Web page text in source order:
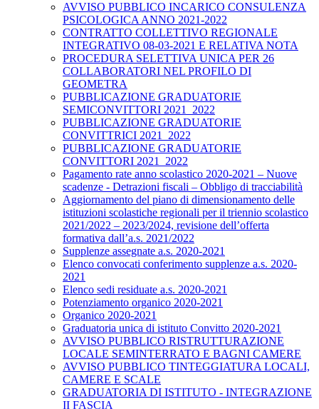
AVVISO PUBBLICO INCARICO CONSULENZA
PSICOLOGICA ANNO 2021-2022
CONTRATTO COLLETTIVO REGIONALE
INTEGRATIVO 08-03-2021 E RELATIVA NOTA
PROCEDURA SELETTIVA UNICA PER 26
COLLABORATORI NEL PROFILO DI
GEOMETRA
PUBBLICAZIONE GRADUATORIE
SEMICONVITTORI 2021_2022
PUBBLICAZIONE GRADUATORIE
CONVITTRICI 2021_2022
PUBBLICAZIONE GRADUATORIE
CONVITTORI 2021_2022
Pagamento rate anno scolastico 2020-2021 – Nuove
scadenze - Detrazioni fiscali – Obbligo di tracciabilità
Aggiornamento del piano di dimensionamento delle
istituzioni scolastiche regionali per il triennio scolastico
2021/2022 – 2023/2024, revisione dell’offerta
formativa dall’a.s. 2021/2022
Supplenze assegnate a.s. 2020-2021
Elenco convocati conferimento supplenze a.s. 2020-
2021
Elenco sedi residuate a.s. 2020-2021
Potenziamento organico 2020-2021
Organico 2020-2021
Graduatoria unica di istituto Convitto 2020-2021
AVVISO PUBBLICO RISTRUTTURAZIONE
LOCALE SEMINTERRATO E BAGNI CAMERE
AVVISO PUBBLICO TINTEGGIATURA LOCALI,
CAMERE E SCALE
GRADUATORIA DI ISTITUTO - INTEGRAZIONE
II FASCIA